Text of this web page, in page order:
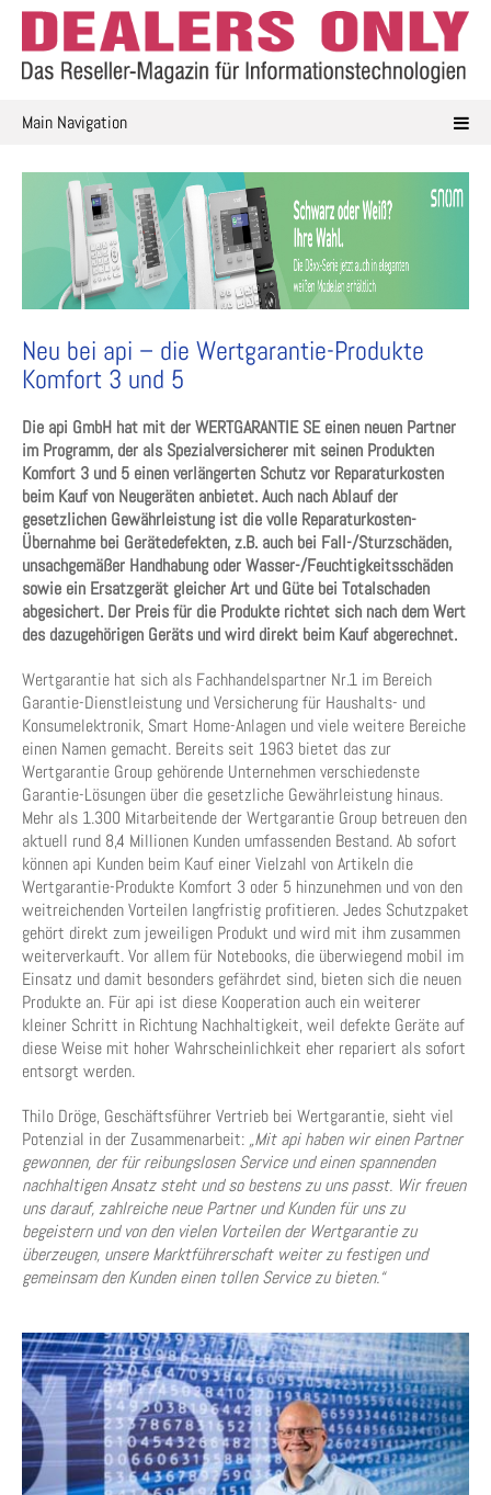
Skip
content
Main Navigation
Neu bei api – die Wertgarantie-Produkte
Komfort 3 und 5
Die api GmbH hat mit der WERTGARANTIE SE einen neuen Partner
im Programm, der als Spezialversicherer mit seinen Produkten
Komfort 3 und 5 einen verlängerten Schutz vor Reparaturkosten
beim Kauf von Neugeräten anbietet. Auch nach Ablauf der
gesetzlichen Gewährleistung ist die volle Reparaturkosten-
Übernahme bei Gerätedefekten, z.B. auch bei Fall-/Sturzschäden,
unsachgemäßer Handhabung oder Wasser-/Feuchtigkeitsschäden
sowie ein Ersatzgerät gleicher Art und Güte bei Totalschaden
abgesichert. Der Preis für die Produkte richtet sich nach dem Wert
des dazugehörigen Geräts und wird direkt beim Kauf abgerechnet.
Wertgarantie hat sich als Fachhandelspartner Nr.1 im Bereich
Garantie-Dienstleistung und Versicherung für Haushalts- und
Konsumelektronik, Smart Home-Anlagen und viele weitere Bereiche
einen Namen gemacht. Bereits seit 1963 bietet das zur
Wertgarantie Group gehörende Unternehmen verschiedenste
Garantie-Lösungen über die gesetzliche Gewährleistung hinaus.
Mehr als 1.300 Mitarbeitende der Wertgarantie Group betreuen den
aktuell rund 8,4 Millionen Kunden umfassenden Bestand. Ab sofort
können api Kunden beim Kauf einer Vielzahl von Artikeln die
Wertgarantie-Produkte Komfort 3 oder 5 hinzunehmen und von den
weitreichenden Vorteilen langfristig profitieren. Jedes Schutzpaket
gehört direkt zum jeweiligen Produkt und wird mit ihm zusammen
weiterverkauft. Vor allem für Notebooks, die überwiegend mobil im
Einsatz und damit besonders gefährdet sind, bieten sich die neuen
Produkte an. Für api ist diese Kooperation auch ein weiterer
kleiner Schritt in Richtung Nachhaltigkeit, weil defekte Geräte auf
diese Weise mit hoher Wahrscheinlichkeit eher repariert als sofort
entsorgt werden.
Thilo Dröge, Geschäftsführer Vertrieb bei Wertgarantie, sieht viel
Potenzial in der Zusammenarbeit: „Mit api haben wir einen Partner
gewonnen, der für reibungslosen Service und einen spannenden
nachhaltigen Ansatz steht und so bestens zu uns passt. Wir freuen
uns darauf, zahlreiche neue Partner und Kunden für uns zu
begeistern und von den vielen Vorteilen der Wertgarantie zu
überzeugen, unsere Marktführerschaft weiter zu festigen und
gemeinsam den Kunden einen tollen Service zu bieten.“